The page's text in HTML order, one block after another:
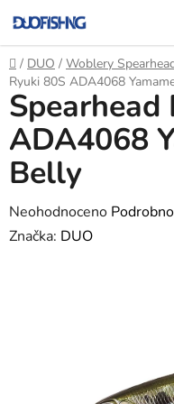
na
obsah
Domů
/ DUO / Woblery
Ryuki 80S ADA4068
Spearhead
ADA4068
Belly
Průměrné
hodnocení
Neohodnoceno
Značka: DUO